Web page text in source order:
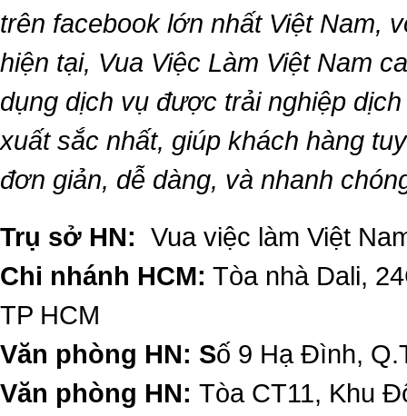
trên facebook lớn nhất Việt Nam,
hiện tại, Vua Việc Làm Việt Nam
dụng dịch vụ được trải nghiệp
xuất sắc nhất, giúp khách hàng
đơn giản, dễ dàng, và nhanh
Trụ sở HN: Vua việc làm Việt
Chi nhánh HCM: Tòa nhà Dali,
TP HCM
Văn phòng HN: Số 9 Hạ Đình,
Văn phòng HN: Tòa CT11, Khu